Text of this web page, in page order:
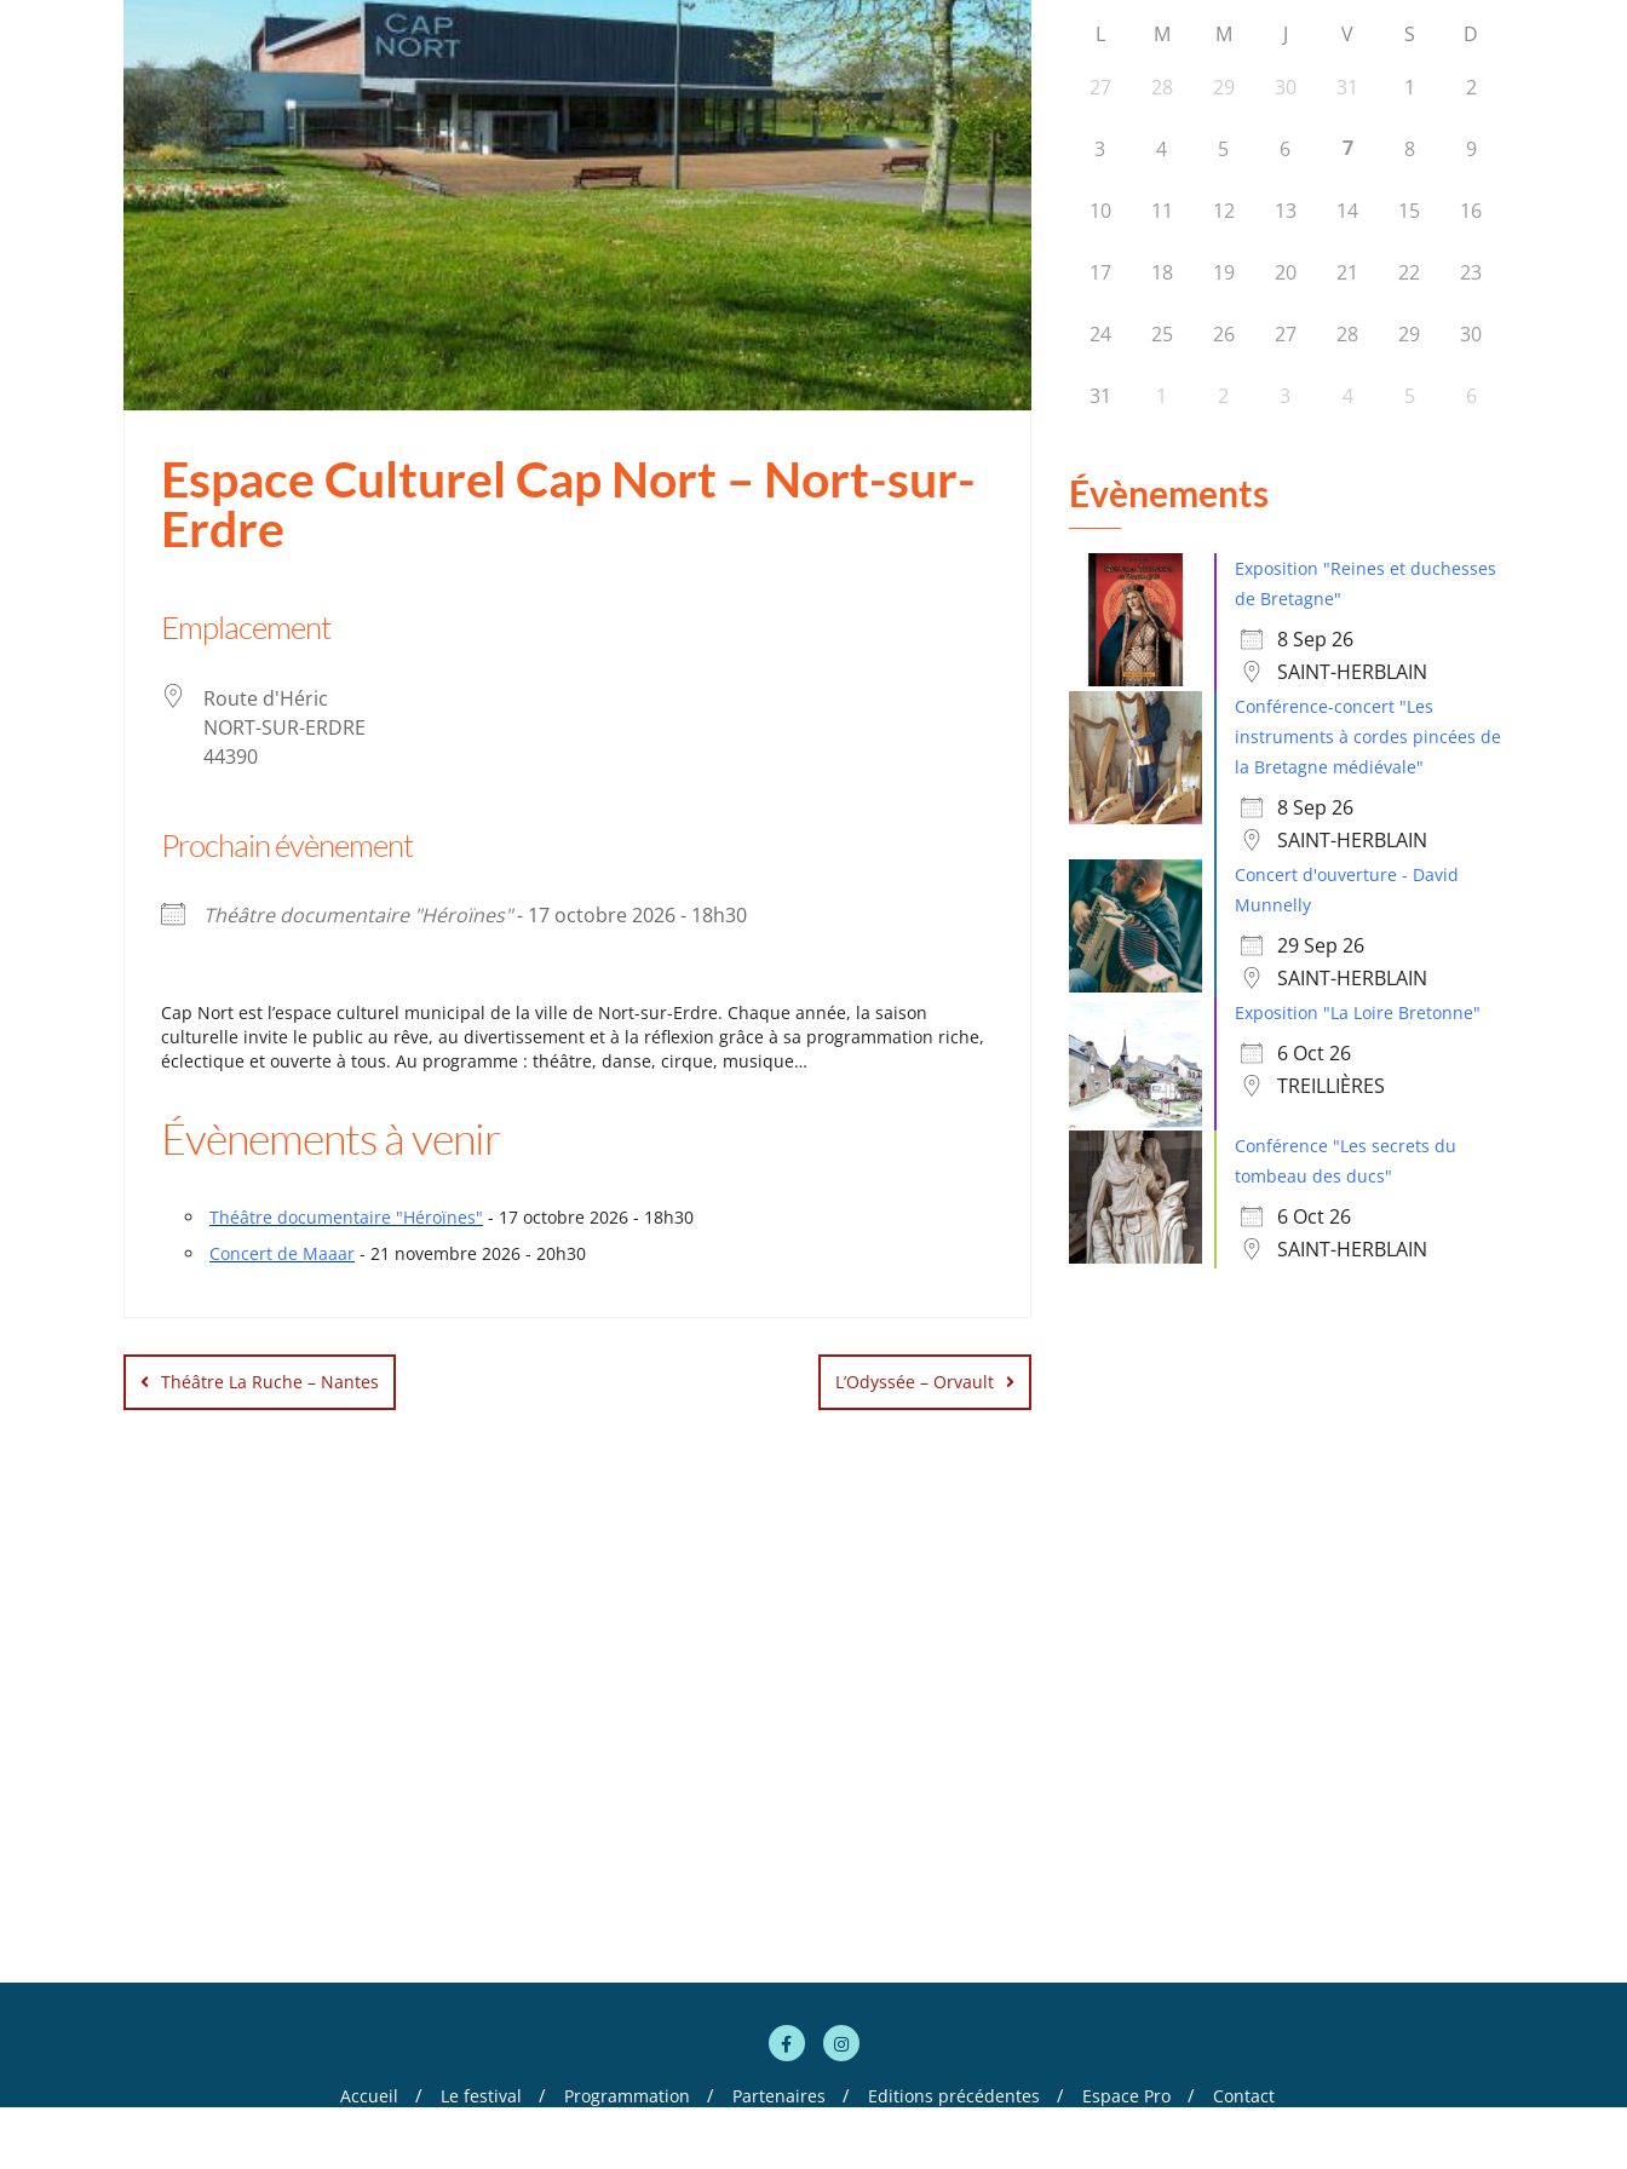
Espace Culturel Cap Nort – Nort-sur-
Erdre
Emplacement
Route d'Héric
NORT-SUR-ERDRE
44390
Prochain évènement
Théâtre documentaire "Héroïnes"- 17 octobre 2026 - 18h30
Cap Nort est l’espace culturel municipal de la ville de Nort-sur-Erdre. Chaque année, la saison
culturelle invite le public au rêve, au divertissement et à la réflexion grâce à sa programmation riche,
éclectique et ouverte à tous. Au programme : théâtre, danse, cirque, musique…
Évènements à venir
Théâtre documentaire "Héroïnes" - 17 octobre 2026 - 18h30
Concert de Maaar - 21 novembre 2026 - 20h30
de
l’article
Théâtre La Ruche – Nantes L’Odyssée – Orvault
L M M J V S
D
27
28 29 30 31 1 2
3 4 5 6 7 8 9
10 11 12 13 14 15 16
17 18 19 20 21 22 23
24 25 26 27 28 29 30
31 1 2 3 4 5 6
Évènements
Exposition "Reines et duchesses
de Bretagne"
8 Sep 26
SAINT-HERBLAIN
Conférence-concert "Les
instruments à cordes pincées de
la Bretagne médiévale"
8 Sep 26
SAINT-HERBLAIN
Concert d'ouverture - David
Munnelly
29 Sep 26
SAINT-HERBLAIN
Exposition "La Loire Bretonne"
6 Oct 26
TREILLIÈRES
Conférence "Les secrets du
tombeau des ducs"
6 Oct 26
SAINT-HERBLAIN
Accueil Le festival Programmation Partenaires Editions précédentes Espace Pro Contact